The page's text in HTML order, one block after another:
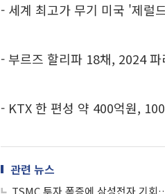
- 세계 최고가 무기 미국 '제럴
- 부르즈 할리파 18채, 2024
- KTX 한 편성 약 400억원,
관련 뉴스
TSMC 투자 폭증에 삼성전자 기